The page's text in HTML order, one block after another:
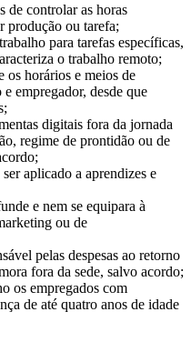
de controlar as horas
produção ou tarefa;
para tarefas específicas,
o trabalho remoto;
os horários e meios de
empregador, desde que
digitais fora da jornada
regime de prontidão ou de
aplicado a aprendizes e
e nem se equipara à
ou de
pelas despesas ao retorno
fora da sede, salvo acordo;
os empregados com
de até quatro anos de idade